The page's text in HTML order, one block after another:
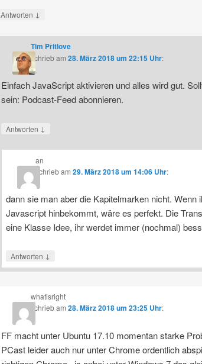
Antworten ↓
Tim Pritlove
schriebam 28. März 2018 um 22:15 Uhr:
Einfach JavaScript aktivieren und alles wird gut.
sein: Podcast-Feed abonnieren.
Antworten ↓
an
schriebam29. März 2018 um 14:06 Uhr:
dann sie man aber die Kapitelmarken nicht. Wenn
Javascript hinbekommt, wäre es perfekt. Die
eine Klasse Idee, ihr werdet immer (nochmal)
Antworten ↓
whatisright
schriebam 28. März 2018 um 23:25 Uhr:
FF macht unter Ubuntu 17.10 momentan starke
PCast leider auch nur unter Chrome ordentlich